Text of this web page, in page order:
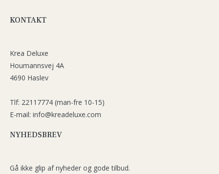
KONTAKT
Krea Deluxe
Houmannsvej 4A
4690 Haslev
Tlf: 22117774 (man-fre 10-15)
E-mail: info@kreadeluxe.com
NYHEDSBREV
Gå ikke glip af nyheder og gode tilbud.